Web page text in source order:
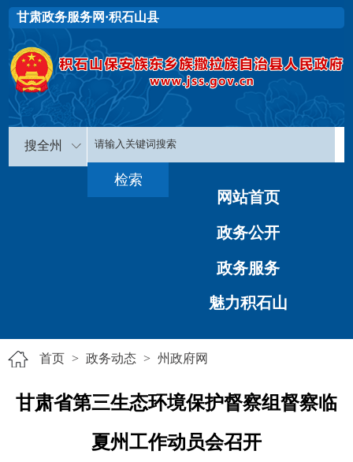
甘肃政务服务网·积石山县
搜全州
网站首页
政务公开
政务服务
魅力积石山
首页 > 政务动态 > 州政府网
甘肃省第三生态环境保护督察组督察临
夏州工作动员会召开